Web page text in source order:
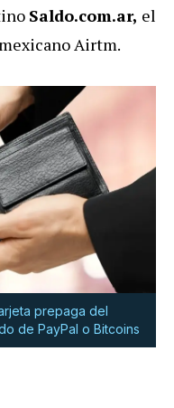
Saldo.com.ar, el
Airtm.
prepaga del
de PayPal o Bitcoins